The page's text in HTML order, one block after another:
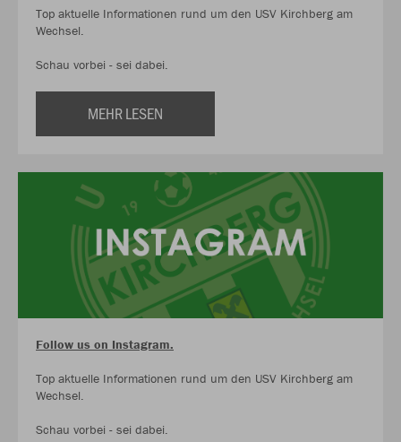
Top aktuelle Informationen rund um den USV Kirchberg am
Wechsel.
Schau vorbei - sei dabei.
MEHR LESEN
Follow us on Instagram.
Top aktuelle Informationen rund um den USV Kirchberg am
Wechsel.
Schau vorbei - sei dabei.